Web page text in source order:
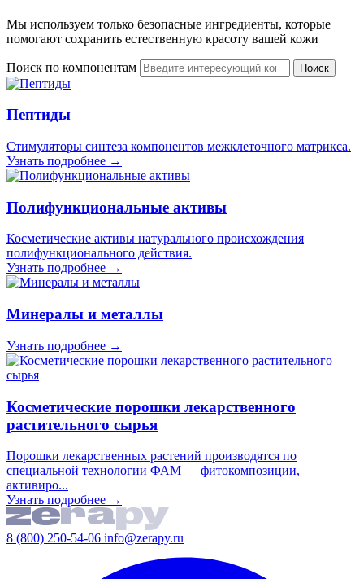
Мы используем только безопасные ингредиенты, которые
помогают сохранить естественную красоту вашей кожи
Поиск по компонентам Поиск
Пептиды
Стимуляторы синтеза компонентов межклеточного матрикса.
Узнать подробнее →
Полифункциональные активы
Косметические активы натурального происхождения
полифункционального действия.
Узнать подробнее →
Минералы и металлы
Узнать подробнее →
Косметические порошки лекарственного
растительного сырья
Порошки лекарственных растений производятся по
специальной технологии ФАМ — фитокомпозиции,
активиро...
Узнать подробнее →
8 (800) 250-54-06 info@zerapy.ru